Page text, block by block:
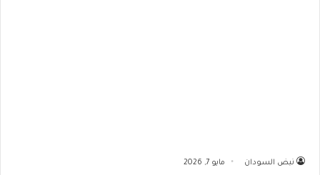
نبض السودان مايو 7, 2026